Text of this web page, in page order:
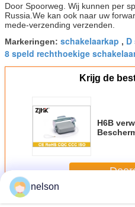
huisvestingsoppervlakte opgezet
met 1 draad van de
PG16 met geestelijke DEKKING
de huisvestingsoppervlakte zette
met 1 metaalhefboom twee
kantenpg16 draad met
DEKKING op
(hoge bouw) op
de huisvestingsoppervlakte zette
met 1 metaalhefboom twee
kantenm25 draad (hoge bouw) op
met 1 metaal hefboomm32
de huisvestingsoppervlakte zette
met 1 metaalhefboom twee
Door Spoorweg. Wij kunnen per
Russia.We kan ook naar uw
mede-verzending verzenden.
Markeringen: schakelaarkap ,
8 speld rechthoekige
Krijg de
H6B
gemaakt
MeerIndustrieel Hood And
nelson